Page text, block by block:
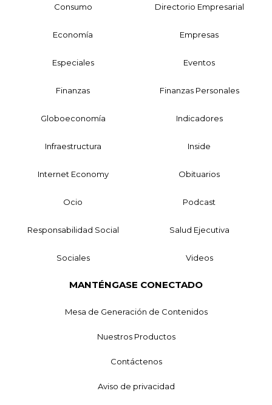
Consumo Directorio Empresarial
Economía Empresas
Especiales Eventos
Finanzas Finanzas Personales
Globoeconomía Indicadores
Infraestructura Inside
Internet Economy Obituarios
Ocio Podcast
Responsabilidad Social Salud Ejecutiva
Sociales Videos
MANTÉNGASE CONECTADO
Mesa de Generación de Contenidos
Nuestros Productos
Contáctenos
Aviso de privacidad